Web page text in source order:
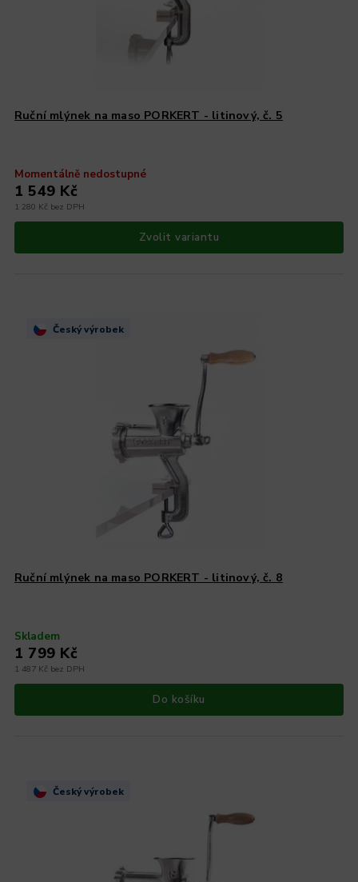
Ruční mlýnek na maso PORKERT - litinový, č. 5
Momentálně nedostupné
1 280 Kč bez DPH
1 549 Kč
Zvolit variantu
Český výrobek
Ruční mlýnek na maso PORKERT - litinový, č. 8
Skladem
1 487 Kč bez DPH
1 799 Kč
Do košíku
Český výrobek